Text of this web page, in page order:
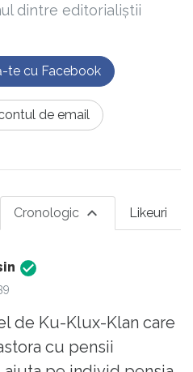
dintre editorialiștii
te cu Facebook
de email
Likeuri
Cronologic
de Ku-Klux-Klan care
cu pensii